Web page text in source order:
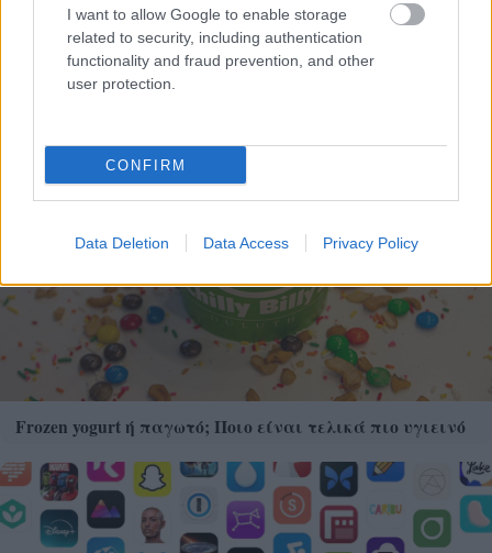
I want to allow Google to enable storage
related to security, including authentication
functionality and fraud prevention, and other
user protection.
CONFIRM
Data Deletion Data Access Privacy Policy
Το 5ο Τουρνουά 3on3 στην Ακράτα – Παρών ο Γιώργος
Καραμέρος ΦΩΤΟ
Frozen yogurt ή παγωτό; Ποιο είναι τελικά πιο υγιεινό